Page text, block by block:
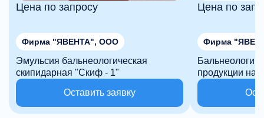
Цена по запросу
Фирма "ЯВЕНТА", ООО
Эмульсия бальнеологическая
скипидарная "Скиф - 1"
Оставить заявку
Цена по
Фирма
продукции на
экстрактов,
минералов